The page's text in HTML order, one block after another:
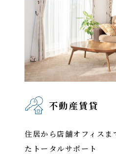
不動産賃貸
住居から店舗オフィス
たトータルサポート